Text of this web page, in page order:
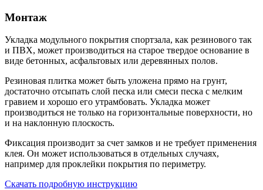
Монтаж
Укладка модульного покрытия спортзала, как резинового так
и ПВХ, может производиться на старое твердое основание в
виде бетонных, асфальтовых или деревянных полов.
Резиновая плитка может быть уложена прямо на грунт,
достаточно отсыпать слой песка или смеси песка с мелким
гравием и хорошо его утрамбовать. Укладка может
производиться не только на горизонтальные поверхности, но
и на наклонную плоскость.
Фиксация производит за счет замков и не требует применения
клея. Он может использоваться в отдельных случаях,
например для проклейки покрытия по периметру.
Скачать подробную инструкцию